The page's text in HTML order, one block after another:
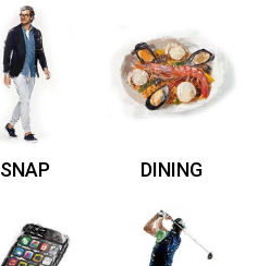
SNAP DINING